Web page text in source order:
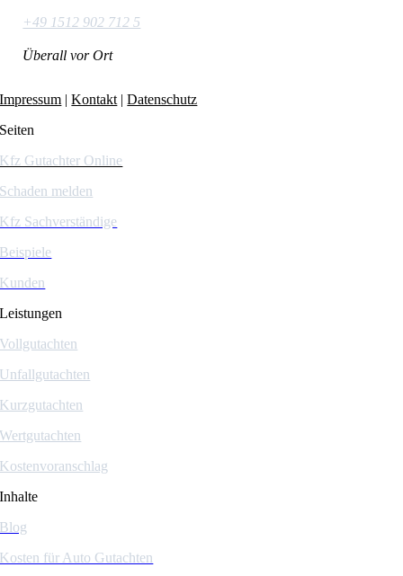
+49 1512 902 712 5
Überall vor Ort
Impressum |Kontakt |Datenschutz
Seiten
Kfz Gutachter Online
Schaden melden
Kfz Sachverständige
Beispiele
Kunden
Leistungen
Vollgutachten
Unfallgutachten
Kurzgutachten
Wertgutachten
Kostenvoranschlag
Inhalte
Blog
Kosten für Auto Gutachten